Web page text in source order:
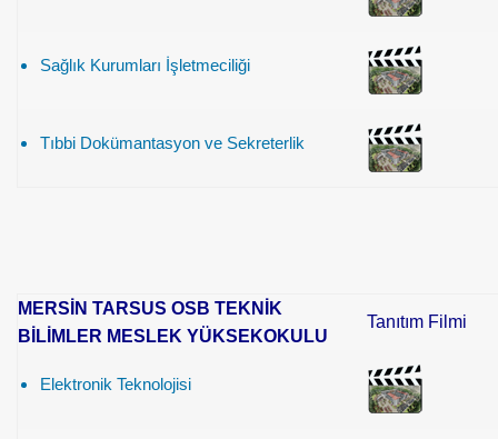
Sağlık Kurumları İşletmeciliği
Tıbbi Dokümantasyon ve Sekreterlik
MERSİN TARSUS OSB TEKNİK
BİLİMLER MESLEK YÜKSEKOKULU
Tanıtım Filmi
Elektronik Teknolojisi